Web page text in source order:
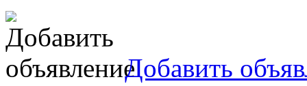
Добавить